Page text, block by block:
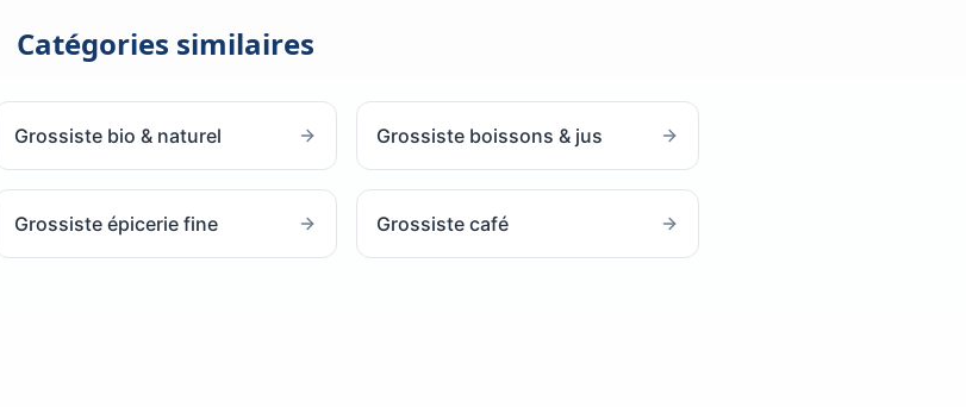
Catégories similaires
Grossiste bio & naturel Grossiste boissons & jus
Grossiste épicerie fine Grossiste café